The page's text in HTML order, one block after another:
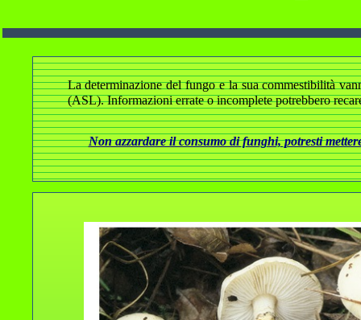
La determinazione del fungo e la sua commestibilità
(ASL). Informazioni errate o incomplete potrebbero
Non azzardare il consumo di funghi, potresti